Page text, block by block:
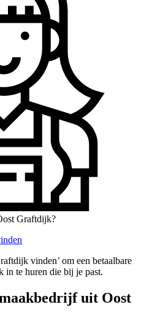
Graftdijk?
vinden’ om een betaalbare
in te huren die bij je past.
uit Oost